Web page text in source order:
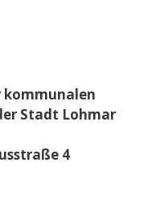
kommunalen
Stadt Lohmar
4